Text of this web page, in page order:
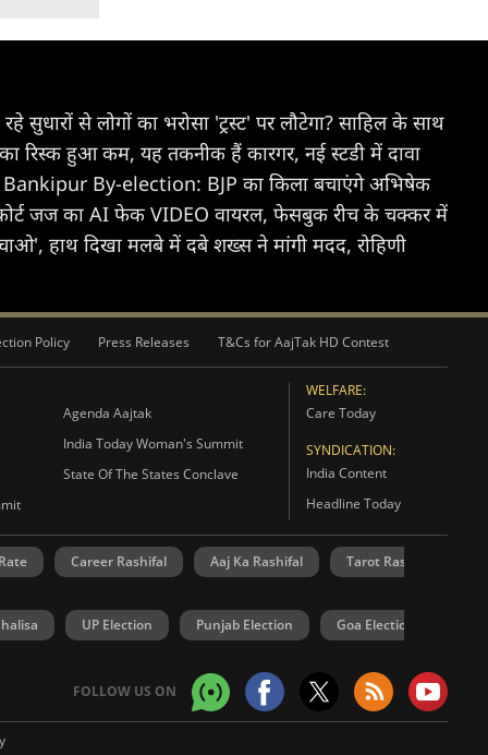
रहे सुधारों से लोगों का भरोसा 'ट्रस्ट' पर लौटेगा? साहिल के साथ
रिस्क हुआ कम, यह तकनीक हैं कारगर, नई स्टडी में दावा
Bankipur By-election: BJP का किला बचाएंगे अभिषेक
जज का AI फेक VIDEO वायरल, फेसबुक रीच के चक्कर में
हाथ दिखा मलबे में दबे शख्स ने मांगी मदद, रोहिणी
Policy Press Releases T&Cs for AajTak HD Contest
Agenda Aajtak
India Today Woman's Summit
State Of The States Conclave
WELFARE:
Care Today
SYNDICATION:
India Content
Headline Today
Career Rashifal Aaj Ka Rashifal Tarot Rashifal
UP Election Punjab Election Goa Election
FOLLOW US ON